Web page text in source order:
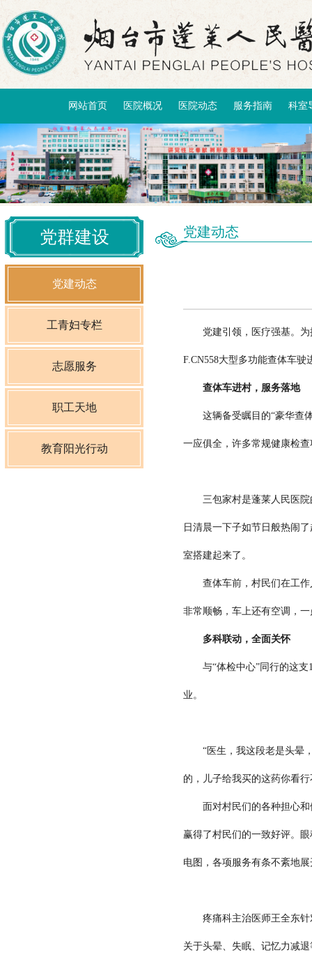
网站首页 医院概况 医院动态 服务指南 科室
党群建设
党建动态
工青妇专栏
志愿服务
职工天地
教育阳光行动
党建动态
党建引领，医疗强基。为提
F.CN558大型多功能查体车
查体车进村，服务落地
这辆备受瞩目的“豪华查体
一应俱全，许多常规健康检
三包家村是蓬莱人民医院
日清晨一下子如节日般热闹
室搭建起来了。
查体车前，村民们在工作
非常顺畅，车上还有空调，
多科联动，全面关怀
与“体检中心”同行的这支
业。
“医生，我这段老是头晕，
的，儿子给我买的这药你看
面对村民们的各种担心和
赢得了村民们的一致好评。
电图，各项服务有条不紊地展
疼痛科主治医师王全东针
关于头晕、失眠、记忆力减